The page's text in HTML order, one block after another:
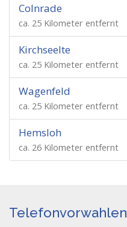
Colnrade
ca. 25 Kilometer entfernt
Kirchseelte
ca. 25 Kilometer entfernt
Wagenfeld
ca. 25 Kilometer entfernt
Hemsloh
ca. 26 Kilometer entfernt
Telefonvorwahlen